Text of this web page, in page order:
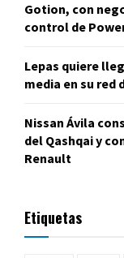
Gotion, con
control de
Lepas quiere
media en su red
Nissan Ávila
del Qashqai y
Renault
Etiquetas